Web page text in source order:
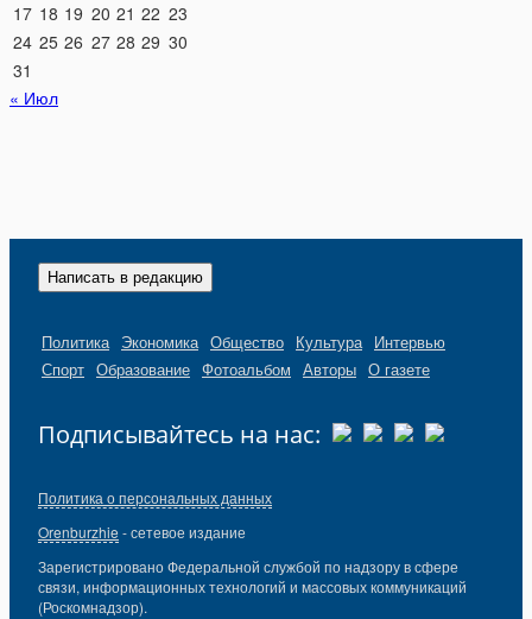
17 18 19 20 21 22 23
24 25 26 27 28 29 30
31
« Июл
Написать в редакцию
Политика Экономика Общество Культура Интервью
Спорт Образование Фотоальбом Авторы О газете
Подписывайтесь на нас:
Политика о персональных данных
Orenburzhie - сетевое издание
Зарегистрировано Федеральной службой по надзору в сфере
связи, информационных технологий и массовых коммуникаций
(Роскомнадзор).